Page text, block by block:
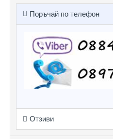
Поръчай по телефон
Отзиви